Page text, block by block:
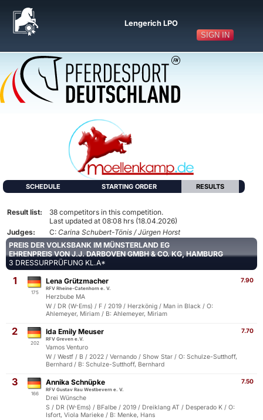
SIGN IN
Lengerich LPO
SCHEDULE STARTING ORDER RESULTS
Result list:
38 competitors in this competition.
Last updated at 08:08 hrs (18.04.2026)
Judges:
C: Carina Schubert-Tönis / Jürgen Horst
PREIS DER VOLKSBANK IM MÜNSTERLAND EG
EHRENPREIS VON J.J. DARBOVEN GMBH & CO. KG, HAMBURG
3 DRESSURPRÜFUNG KL.A*
1
175
7.90
Lena Grützmacher
RFV Rheine-Catenhorn e. V.
Herzbube MA
W / DR (W-Ems) / F / 2019 / Herzkönig / Man in Black / O:
Ahlemeyer, Miriam / B: Ahlemeyer, Miriam
2
202
7.70
Ida Emily Meuser
RFV Greven e.V.
Vamos Venturo
W / Westf / B / 2022 / Vernando / Show Star / O: Schulze-Sutthoff,
Bernhard / B: Schulze-Sutthoff, Bernhard
3
166
7.50
Annika Schnüpke
RFV Gustav Rau Westbevern e. V.
Drei Wünsche
S / DR (W-Ems) / BFalbe / 2019 / Dreiklang AT / Desperado K / O:
Isfort, Viola Marieke / B: Menke, Hans